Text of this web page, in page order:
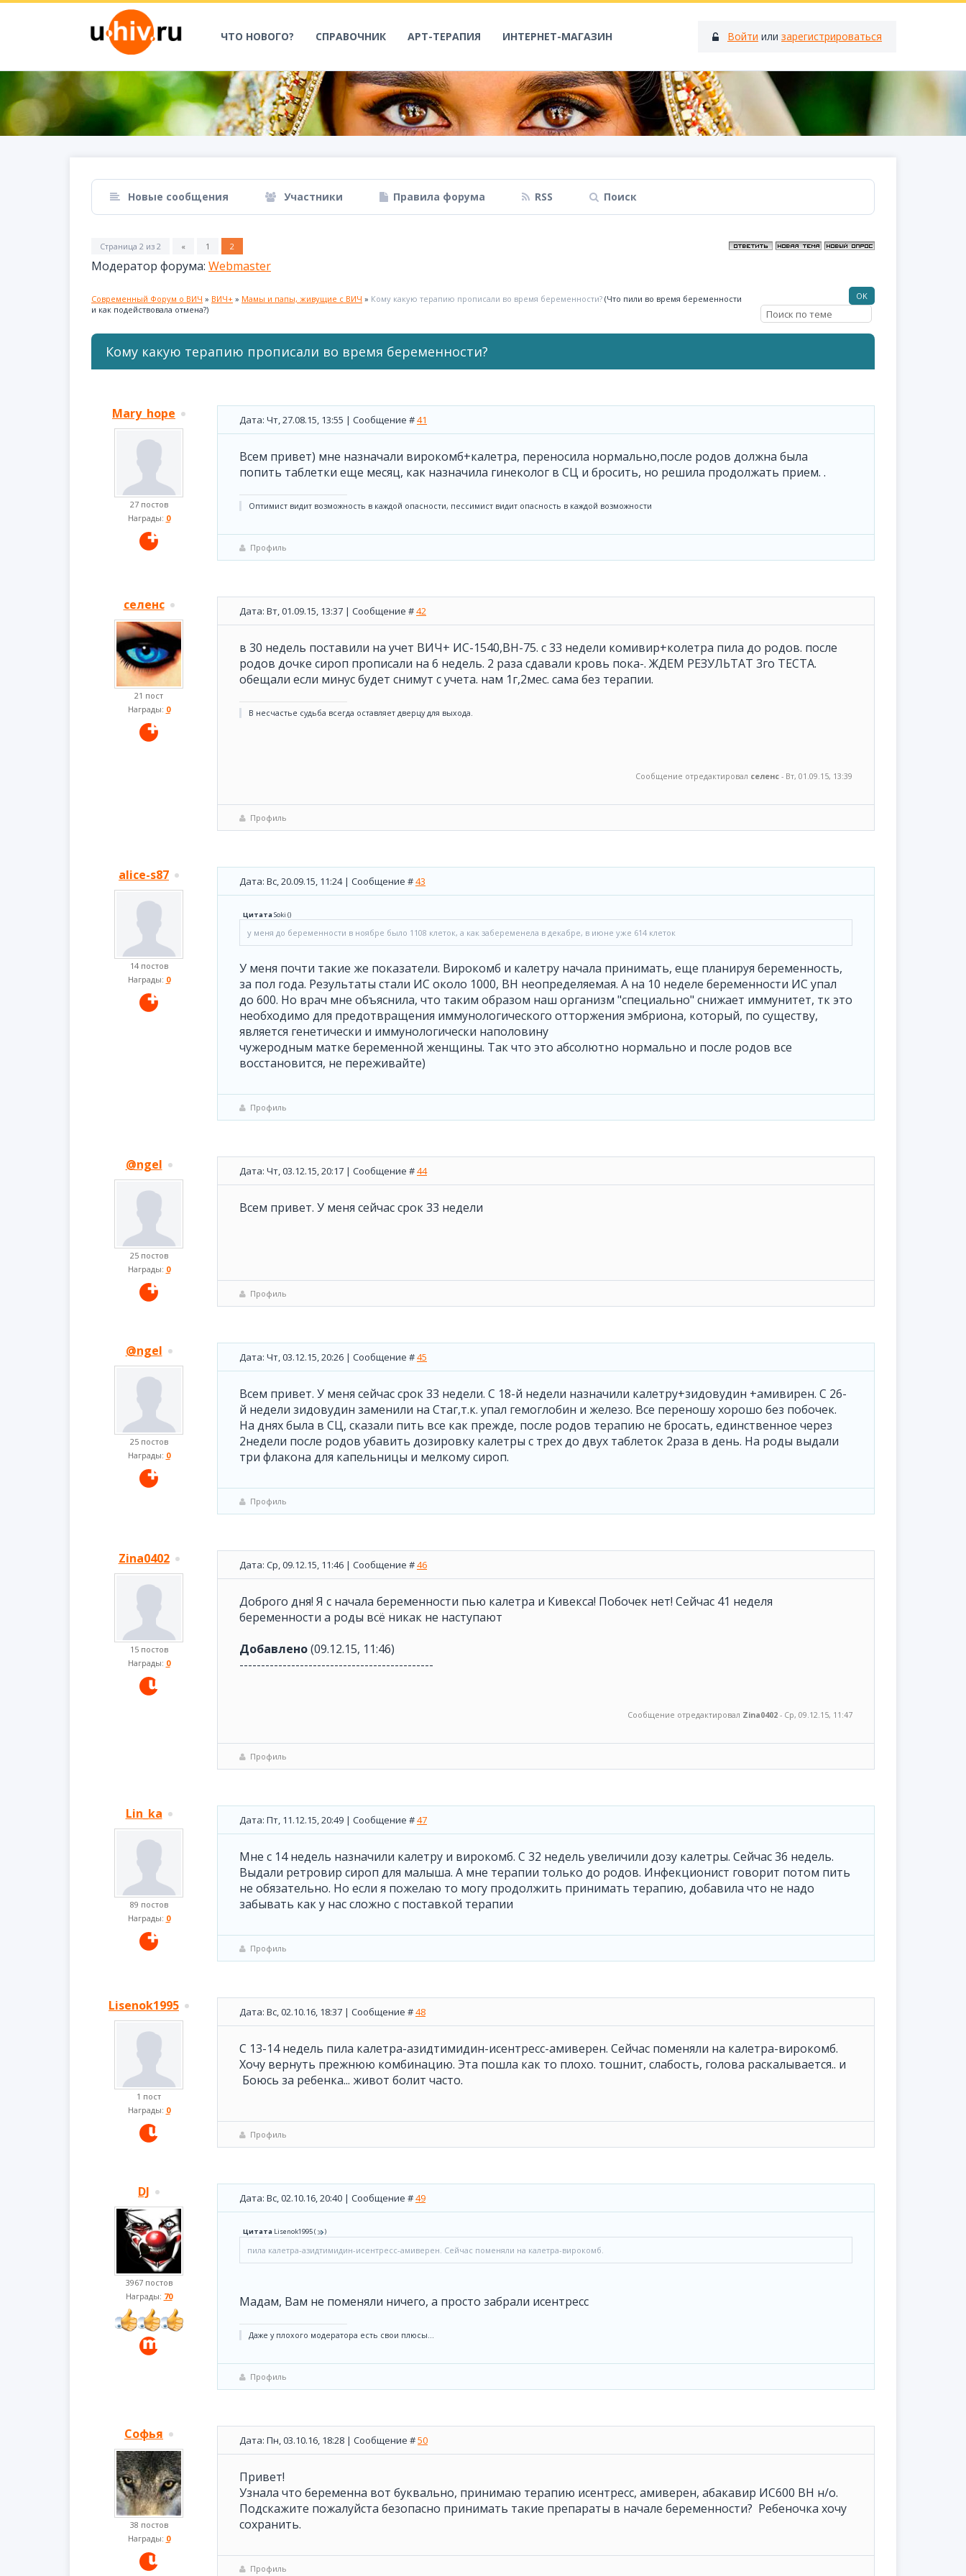
Войти или зарегистрироваться
ЧТО НОВОГО? СПРАВОЧНИК АРТ-ТЕРАПИЯ ИНТЕРНЕТ-МАГАЗИН
Новые сообщения Участники Правила форума RSS Поиск
Страница 2 из 2 « 1 2
Модератор форума: Webmaster
Современный Форум о ВИЧ » ВИЧ+ » Мамы и папы, живущие с ВИЧ » Кому какую терапию прописали во время беременности? (Что пили во время беременности
и как подействовала отмена?)
Кому какую терапию прописали во время беременности?
Mary_hope
27 постов
Награды: 0
Дата: Чт, 27.08.15, 13:55 | Сообщение #41
Всем привет) мне назначали вирокомб+калетра, переносила нормально,после родов должна была
попить таблетки еще месяц, как назначила гинеколог в СЦ и бросить, но решила продолжать прием. .
Оптимист видит возможность в каждой опасности, пессимист видит опасность в каждой возможности
Профиль
селенс
21 пост
Награды: 0
Дата: Вт, 01.09.15, 13:37 | Сообщение #42
в 30 недель поставили на учет ВИЧ+ ИС-1540,ВН-75. с 33 недели комивир+колетра пила до родов. после
родов дочке сироп прописали на 6 недель. 2 раза сдавали кровь пока-. ЖДЕМ РЕЗУЛЬТАТ 3го ТЕСТА.
обещали если минус будет снимут с учета. нам 1г,2мес. сама без терапии.
В несчастье судьба всегда оставляет дверцу для выхода.
Сообщение отредактировал селенс - Вт, 01.09.15, 13:39
Профиль
alice-s87
14 постов
Награды: 0
Дата: Вс, 20.09.15, 11:24 | Сообщение #43
ЦитатаSoki ()
у меня до беременности в ноябре было 1108 клеток, а как забеременела в декабре, в июне уже 614 клеток
У меня почти такие же показатели. Вирокомб и калетру начала принимать, еще планируя беременность,
за пол года. Результаты стали ИС около 1000, ВН неопределяемая. А на 10 неделе беременности ИС упал
до 600. Но врач мне объяснила, что таким образом наш организм "специально" снижает иммунитет, тк это
необходимо для предотвращения иммунологического отторжения эмбриона, который, по существу,
является генетически и иммунологически наполовину
чужеродным матке беременной женщины. Так что это абсолютно нормально и после родов все
восстановится, не переживайте)
Профиль
@ngel
25 постов
Награды: 0
Дата: Чт, 03.12.15, 20:17 | Сообщение #44
Всем привет. У меня сейчас срок 33 недели
Профиль
@ngel
25 постов
Награды: 0
Дата: Чт, 03.12.15, 20:26 | Сообщение #45
Всем привет. У меня сейчас срок 33 недели. С 18-й недели назначили калетру+зидовудин +амивирен. С 26-
й недели зидовудин заменили на Стаг,т.к. упал гемоглобин и железо. Все переношу хорошо без побочек.
На днях была в СЦ, сказали пить все как прежде, после родов терапию не бросать, единственное через
2недели после родов убавить дозировку калетры с трех до двух таблеток 2раза в день. На роды выдали
три флакона для капельницы и мелкому сироп.
Профиль
Zina0402
15 постов
Награды: 0
Дата: Ср, 09.12.15, 11:46 | Сообщение #46
Доброго дня! Я с начала беременности пью калетра и Кивекса! Побочек нет! Сейчас 41 неделя
беременности а роды всё никак не наступают
Добавлено(09.12.15, 11:46)
---------------------------------------------
Сообщение отредактировал Zina0402 - Ср, 09.12.15, 11:47
Профиль
Lin_ka
89 постов
Награды: 0
Дата: Пт, 11.12.15, 20:49 | Сообщение #47
Мне с 14 недель назначили калетру и вирокомб. С 32 недель увеличили дозу калетры. Сейчас 36 недель.
Выдали ретровир сироп для малыша. А мне терапии только до родов. Инфекционист говорит потом пить
не обязательно. Но если я пожелаю то могу продолжить принимать терапию, добавила что не надо
забывать как у нас сложно с поставкой терапии
Профиль
Lisenok1995
1 пост
Награды: 0
Дата: Вс, 02.10.16, 18:37 | Сообщение #48
C 13-14 недель пила калетра-азидтимидин-исентресс-амиверен. Сейчас поменяли на калетра-вирокомб.
Хочу вернуть прежнюю комбинацию. Эта пошла как то плохо. тошнит, слабость, голова раскалывается.. и
Боюсь за ребенка... живот болит часто.
Профиль
DJ
3967 постов
Награды: 70
Дата: Вс, 02.10.16, 20:40 | Сообщение #49
Цитата Lisenok1995( )
пила калетра-азидтимидин-исентресс-амиверен. Сейчас поменяли на калетра-вирокомб.
Мадам, Вам не поменяли ничего, а просто забрали исентресс
Даже у плохого модератора есть свои плюсы...
Профиль
Софья
38 постов
Награды: 0
Дата: Пн, 03.10.16, 18:28 | Сообщение #50
Привет!
Узнала что беременна вот буквально, принимаю терапию исентресс, амиверен, абакавир ИС600 ВН н/о.
Подскажите пожалуйста безопасно принимать такие препараты в начале беременности? Ребеночка хочу
сохранить.
Профиль